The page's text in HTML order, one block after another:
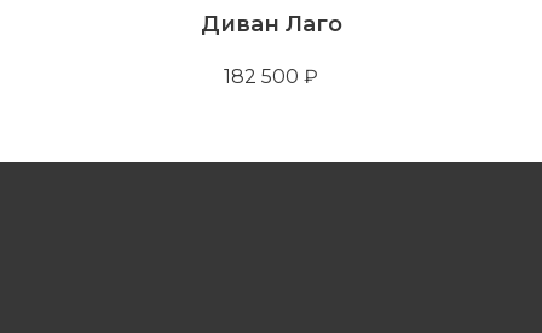
Диван Лаго
182 500 ₽